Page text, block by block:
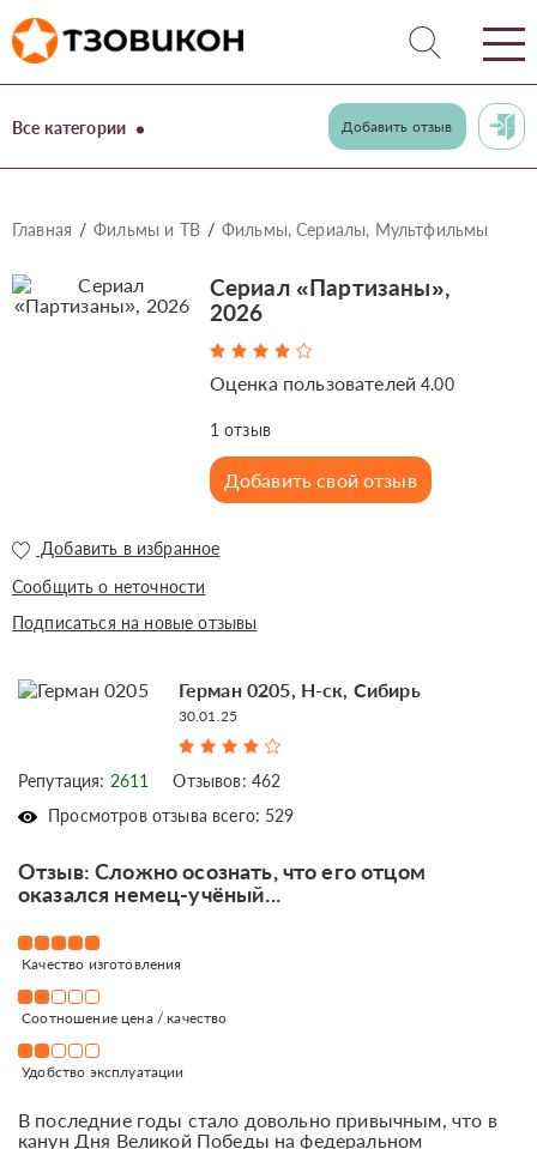
Все категории Добавить отзыв
Главная Фильмы и ТВ Фильмы, Сериалы, Мультфильмы
Сериал «Партизаны»,
2026
Оценка пользователей4.00
1 отзыв
Добавить свой отзыв
Добавить в избранное
Сообщить о неточности
Подписаться на новые отзывы
Герман 0205, Н-ск, Сибирь
30.01.25
Репутация: 2611
Отзывов: 462
Просмотров отзыва всего: 529
Отзыв: Сложно осознать, что его отцом
оказался немец-учёный...
Качество изготовления
Соотношение цена / качество
Удобство эксплуатации
В последние годы стало довольно привычным, что в
канун Дня Великой Победы на федеральном